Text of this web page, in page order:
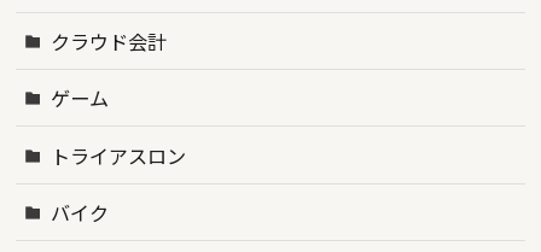
クラウド会計
ゲーム
トライアスロン
バイク